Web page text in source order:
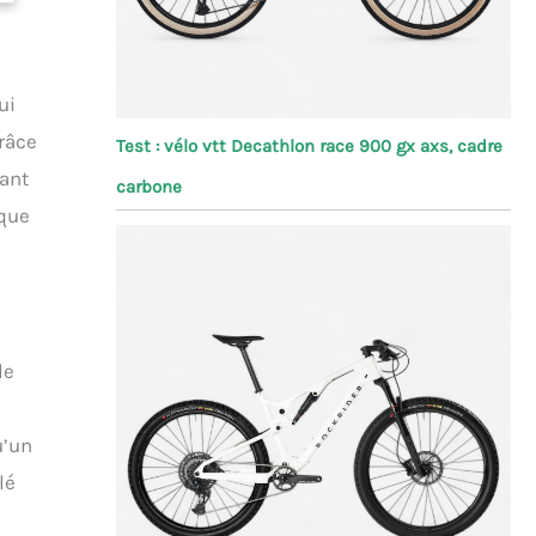
Test : vélo vtt Decathlon race 900 gx axs, cadre
carbone